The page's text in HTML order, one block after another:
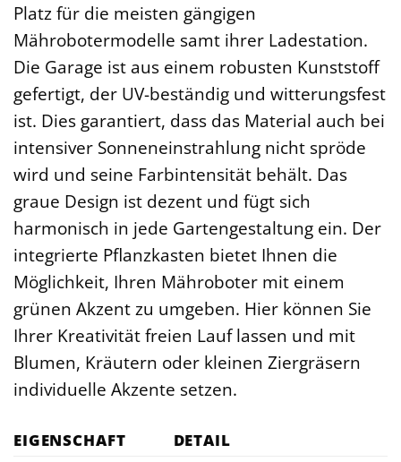
Platz für die meisten gängigen
Mährobotermodelle samt ihrer Ladestation.
Die Garage ist aus einem robusten Kunststoff
gefertigt, der UV-beständig und witterungsfest
ist. Dies garantiert, dass das Material auch bei
intensiver Sonneneinstrahlung nicht spröde
wird und seine Farbintensität behält. Das
graue Design ist dezent und fügt sich
harmonisch in jede Gartengestaltung ein. Der
integrierte Pflanzkasten bietet Ihnen die
Möglichkeit, Ihren Mähroboter mit einem
grünen Akzent zu umgeben. Hier können Sie
Ihrer Kreativität freien Lauf lassen und mit
Blumen, Kräutern oder kleinen Ziergräsern
individuelle Akzente setzen.
EIGENSCHAFT DETAIL